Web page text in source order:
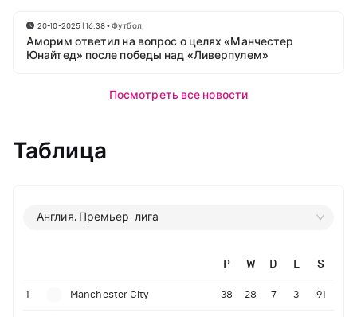
20-10-2025 | 16:38•Футбол
Аморим ответил на вопрос о целях «Манчестер
Юнайтед» после победы над «Ливерпулем»
Посмотреть все новости
Таблица
Англия, Премьер-лига
P W D L S
1 Manchester City 38 28 7 3 91